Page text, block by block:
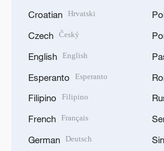
Croatian Hrvatski
Czech Český
English English
Esperanto Esperanto
Filipino Filipino
French Français
German Deutsch